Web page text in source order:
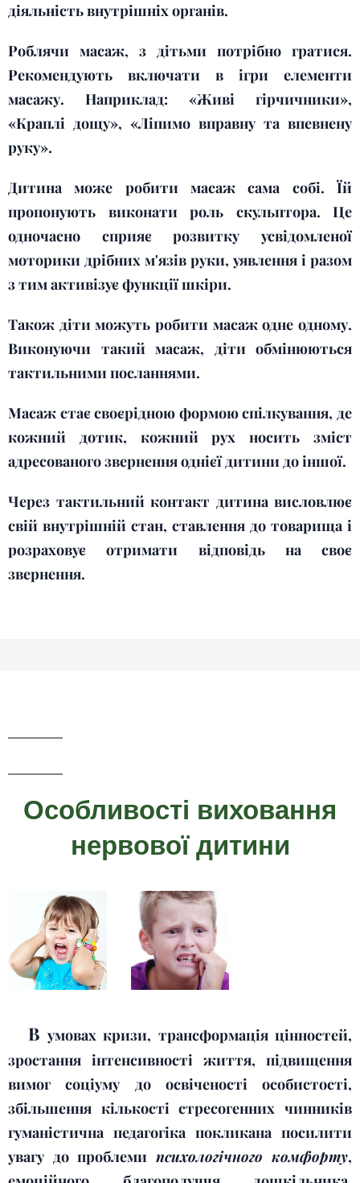
діяльність внутрішніх органів.
Роблячи масаж, з дітьми потрібно гратися.
Рекомендують включати в ігри елементи
масажу. Наприклад: «Живі гірчичники»,
«Краплі дощу», «Ліпимо вправну та впевнену
руку».
Дитина може робити масаж сама собі. Їй
пропонують виконати роль скульптора. Це
одночасно сприяє розвитку усвідомленої
моторики дрібних м'язів руки, уявлення і разом
з тим активізує функції шкіри.
Також діти можуть робити масаж одне одному.
Виконуючи такий масаж, діти обмінюються
тактильними посланнями.
Масаж стає своєрідною формою спілкування, де
кожний дотик, кожний рух носить зміст
адресованого звернення однієї дитини до іншої.
Через тактильний контакт дитина висловлює
свій внутрішній стан, ставлення до товарища і
розраховує отримати відповідь на своє
звернення.
Особливості виховання
нервової дитини
В умовах кризи, трансформація цінностей,
зростання інтенсивності життя, підвищення
вимог соціуму до освіченості особистості,
збільшення кількості стресогенних чинників
гуманістична педагогіка покликана посилити
увагу до проблеми психологічного комфорту,